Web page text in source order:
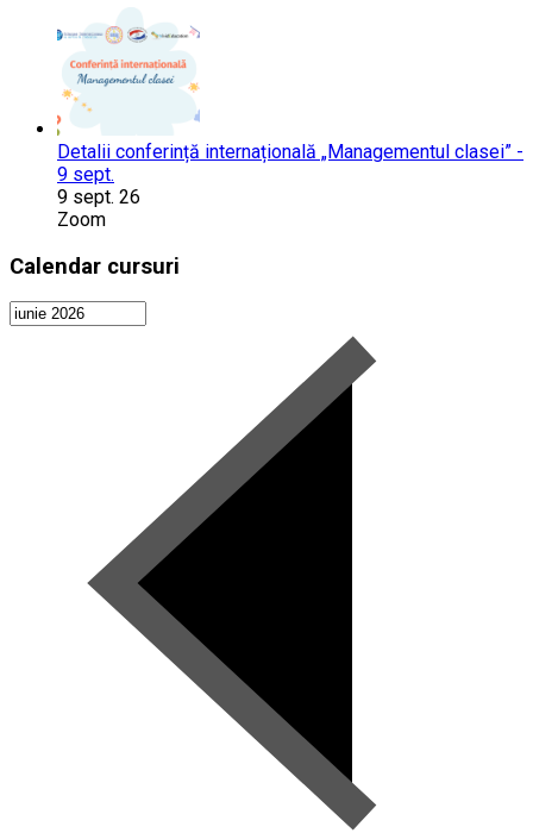
Detalii conferință internațională „Managementul clasei” -
9 sept.
9 sept. 26
Zoom
Calendar cursuri